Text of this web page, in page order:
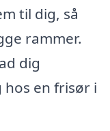
til dig, så
rammer.
dig
en frisør i